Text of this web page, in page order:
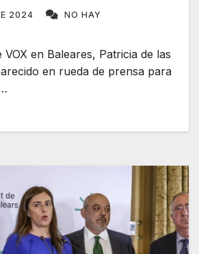
2024
NO HAY
VOX en Baleares, Patricia de las
en rueda de prensa para